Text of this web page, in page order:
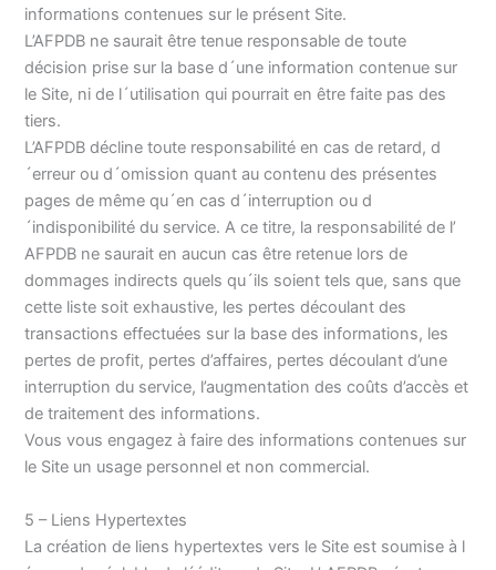
informations contenues sur le présent Site.
L’AFPDB ne saurait être tenue responsable de toute
décision prise sur la base d´une information contenue sur
le Site, ni de l´utilisation qui pourrait en être faite pas des
tiers.
L’AFPDB décline toute responsabilité en cas de retard, d
´erreur ou d´omission quant au contenu des présentes
pages de même qu´en cas d´interruption ou d
´indisponibilité du service. A ce titre, la responsabilité de l’
AFPDB ne saurait en aucun cas être retenue lors de
dommages indirects quels qu´ils soient tels que, sans que
cette liste soit exhaustive, les pertes découlant des
transactions effectuées sur la base des informations, les
pertes de profit, pertes d’affaires, pertes découlant d’une
interruption du service, l’augmentation des coûts d’accès et
de traitement des informations.
Vous vous engagez à faire des informations contenues sur
le Site un usage personnel et non commercial.
5 – Liens Hypertextes
La création de liens hypertextes vers le Site est soumise à l